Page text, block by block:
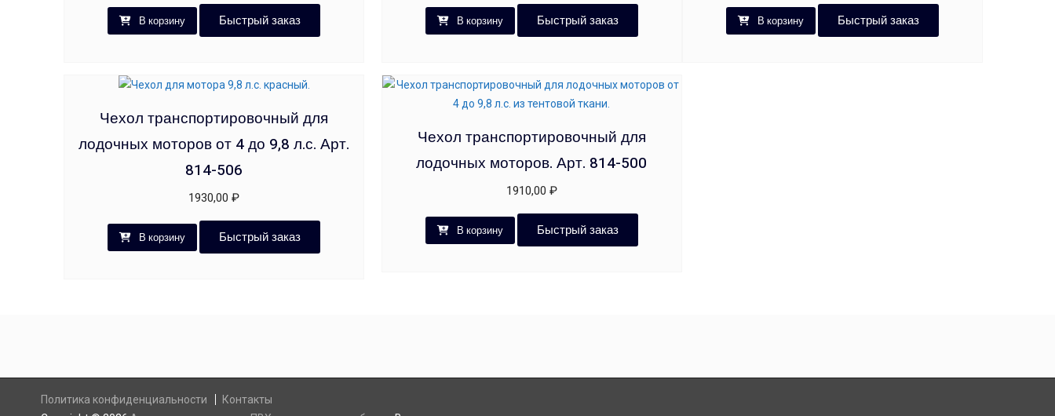
В корзину Быстрый заказ В корзину Быстрый заказ В корзину Быстрый заказ
Чехол транспортировочный для
лодочных моторов от 4 до 9,8 л.с. Арт.
814-506
1930,00₽
В корзину Быстрый заказ
Чехол транспортировочный для
лодочных моторов. Арт. 814-500
1910,00 ₽
В корзину Быстрый заказ
Политика конфиденциальности
Контакты